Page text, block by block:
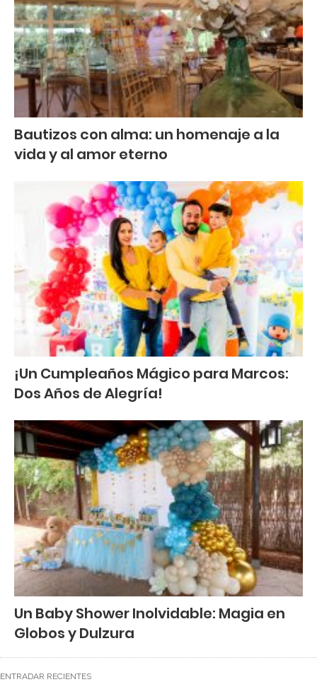
Bautizos con alma: un homenaje a la
vida y al amor eterno
¡Un Cumpleaños Mágico para Marcos:
Dos Años de Alegría!
Un Baby Shower Inolvidable: Magia en
Globos y Dulzura
ENTRADAR RECIENTES